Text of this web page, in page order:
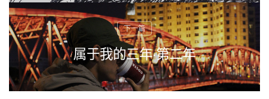
属于我的三年·第二年